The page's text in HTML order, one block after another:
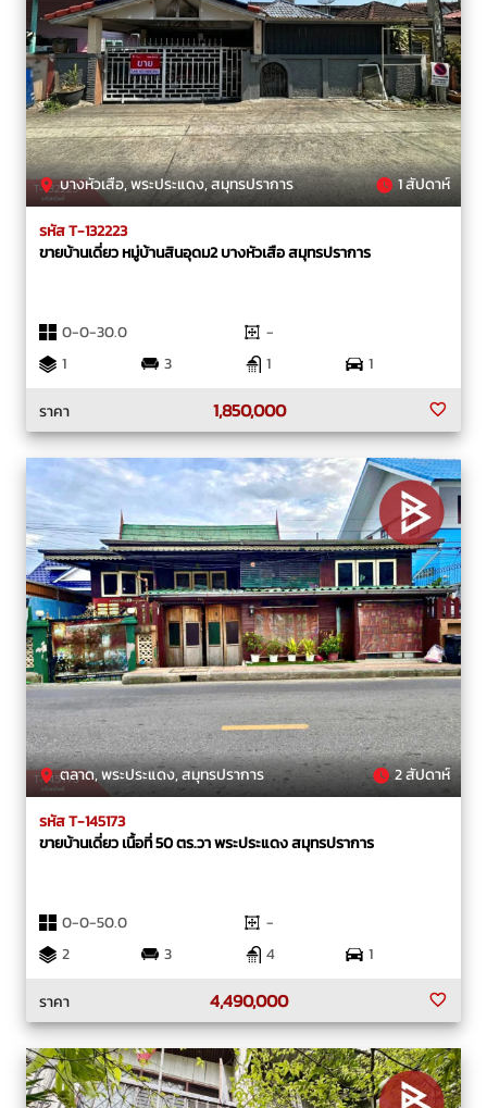
บางหัวเสือ, พระประแดง, สมุทรปราการ 1 สัปดาห์
รหัส T-132223
ขายบ้านเดี่ยว หมู่บ้านสินอุดม2 บางหัวเสือ สมุทรปราการ
0-0-30.0
-
1
3 1
1
ราคา
1,850,000
ตลาด, พระประแดง, สมุทรปราการ 2 สัปดาห์
รหัส T-145173
ขายบ้านเดี่ยว เนื้อที่ 50 ตร.วา พระประแดง สมุทรปราการ
0-0-50.0
-
2
3 4
1
ราคา
4,490,000